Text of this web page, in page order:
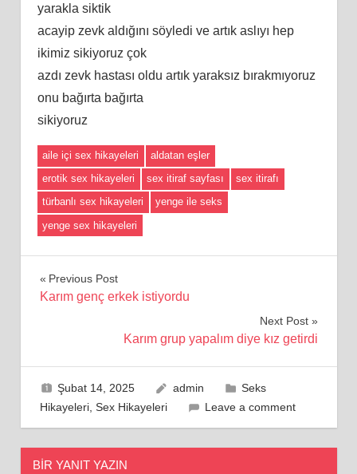
yarakla siktik
acayip zevk aldığını söyledi ve artık aslıyı hep
ikimiz sikiyoruz çok
azdı zevk hastası oldu artık yaraksız bırakmıyoruz
onu bağırta bağırta
sikiyoruz
aile içi sex hikayeleri
aldatan eşler
erotik sex hikayeleri
sex itiraf sayfası
sex itirafı
türbanlı sex hikayeleri
yenge ile seks
yenge sex hikayeleri
Yazı
Previous Post
Karım genç erkek istiyordu
Next Post
Karım grup yapalım diye kız getirdi
Şubat 14, 2025 admin
Seks
Hikayeleri, Sex Hikayeleri Leave a comment
BIR YANIT YAZIN